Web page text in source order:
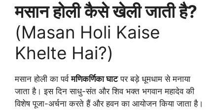
मसान होली कैसे खेली जाती है?
(Masan Holi Kaise
Khelte Hai?)
मसान होली का पर्वमणिकर्णिका घाटपर बड़े धूमधाम से मनाया
जाता है। इस दिन साधु-संत और शिव भक्त भगवान महादेव की
विशेष पूजा-अर्चना करते हैं और हवन का आयोजन किया जाता है।